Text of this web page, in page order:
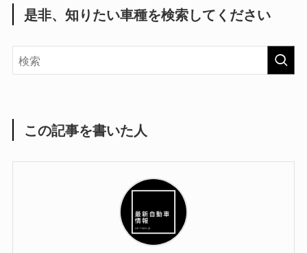
是非、知りたい車種を検索してください
この記事を書いた人